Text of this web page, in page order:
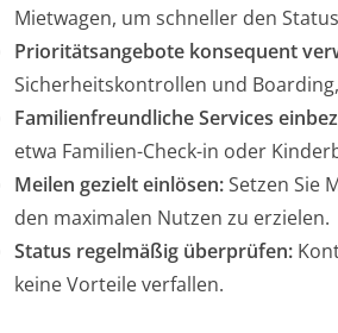
Mietwagen, um schneller den
Prioritätsangebote konsequent
Sicherheitskontrollen und
Familienfreundliche Services
etwa Familien-Check-in oder
Meilen gezielt einlösen:Setzen Sie
den maximalen Nutzen zu erzielen.
Status regelmäßig überprüfen:
keine Vorteile verfallen.